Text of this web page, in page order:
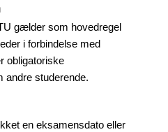
gælder som hovedregel
i forbindelse med
obligatoriske
andre studerende.
en eksamensdato eller